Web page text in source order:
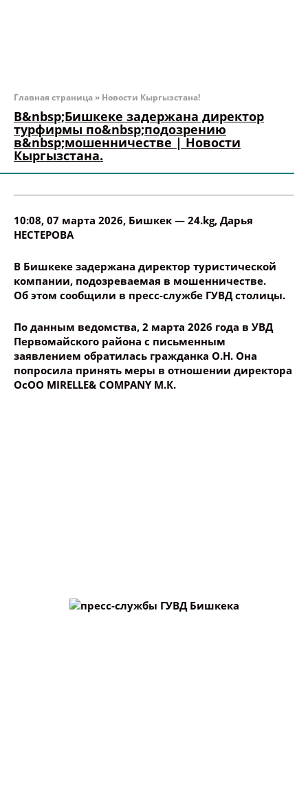
Главная страница » Новости Кыргызстана!
В&nbsp;Бишкеке задержана директор
турфирмы по&nbsp;подозрению
в&nbsp;мошенничестве | Новости
Кыргызстана.
10:08, 07 марта 2026, Бишкек — 24.kg, Дарья
НЕСТЕРОВА
В Бишкеке задержана директор туристической
компании, подозреваемая в мошенничестве.
Об этом сообщили в пресс-службе ГУВД столицы.
По данным ведомства, 2 марта 2026 года в УВД
Первомайского района с письменным
заявлением обратилась гражданка О.Н. Она
попросила принять меры в отношении директора
ОсОО MIRELLE& COMPANY М.К.